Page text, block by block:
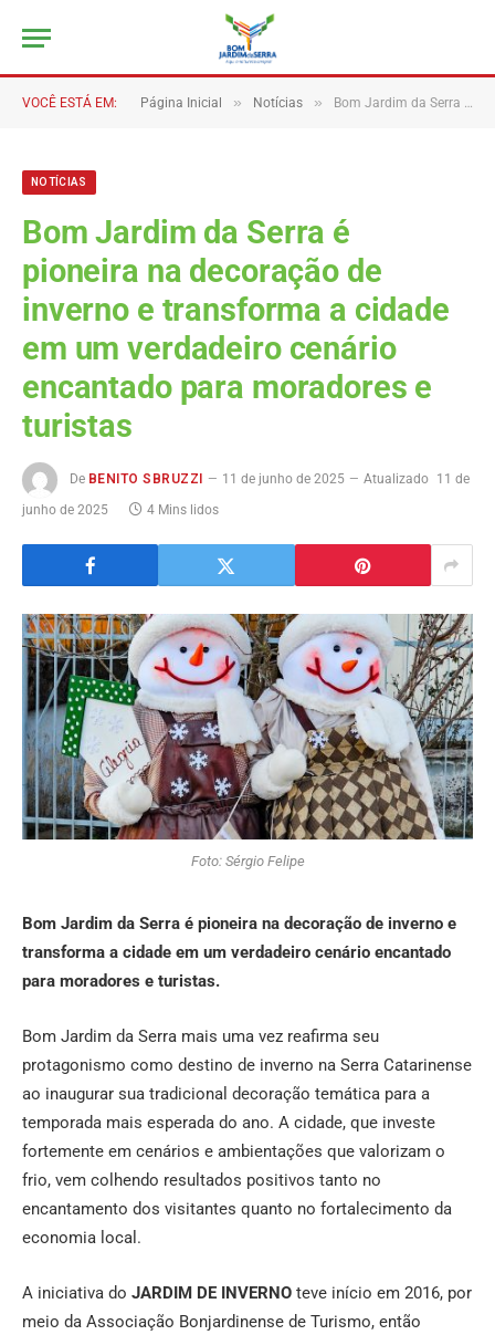
VOCÊ ESTÁ EM: Página Inicial » Notícias » Bom Jardim da Serra é pioneira na decoração de inverno e transforma a cidade em um verdadeiro cenário encantado para moradores e turistas
NOTÍCIAS
Bom Jardim da Serra é
pioneira na decoração de
inverno e transforma a cidade
em um verdadeiro cenário
encantado para moradores e
turistas
De BENITO SBRUZZI 11 de junho de 2025 Atualizado 11 de
junho de 2025
4 Mins lidos
Foto: Sérgio Felipe
Bom Jardim da Serra é pioneira na decoração de inverno e
transforma a cidade em um verdadeiro cenário encantado
para moradores e turistas.
Bom Jardim da Serra mais uma vez reafirma seu
protagonismo como destino de inverno na Serra Catarinense
ao inaugurar sua tradicional decoração temática para a
temporada mais esperada do ano. A cidade, que investe
fortemente em cenários e ambientações que valorizam o
frio, vem colhendo resultados positivos tanto no
encantamento dos visitantes quanto no fortalecimento da
economia local.
A iniciativa do JARDIM DE INVERNO teve início em 2016, por
meio da Associação Bonjardinense de Turismo, então